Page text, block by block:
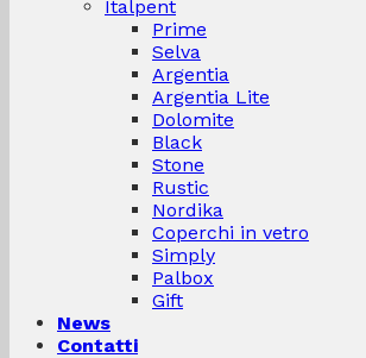
Italpent
Prime
Selva
Argentia
Argentia Lite
Dolomite
Black
Stone
Rustic
Nordika
Coperchi in vetro
Simply
Palbox
Gift
News
Contatti